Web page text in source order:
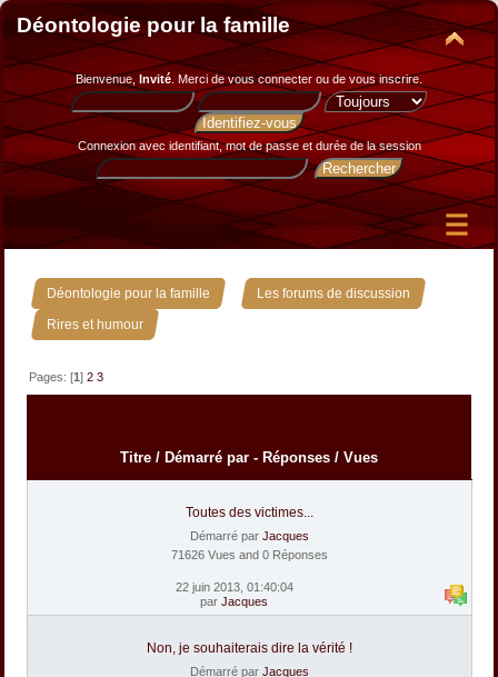
Déontologie pour la famille
Bienvenue, Invité. Merci devous connecter ou de vous inscrire.
Connexion avec identifiant, mot de passe et durée de la session
Déontologie pour la famille » Les forums de discussion »
Rires et humour
Pages: [1]2 3
Titre / Démarré par - Réponses / Vues
Toutes des victimes...
Démarré par Jacques
71626 Vues and 0 Réponses
22 juin 2013, 01:40:04
par Jacques
Non, je souhaiterais dire la vérité !
Démarré par Jacques